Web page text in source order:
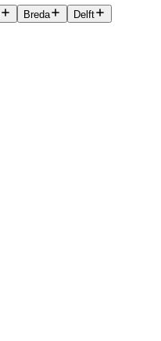
Breda
Delft